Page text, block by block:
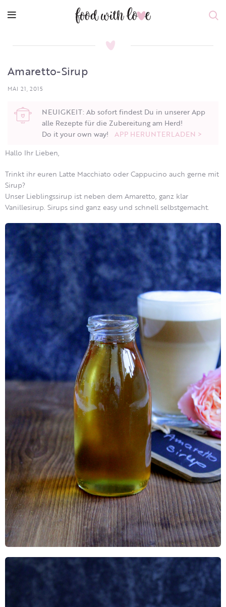
Amaretto-Sirup
MAI 21, 2015
NEUIGKEIT: Ab sofort findest Du in unserer App
alle Rezepte für die Zubereitung am Herd!
Do it your own way! APP HERUNTERLADEN >
Hallo Ihr Lieben,
Trinkt ihr euren Latte Macchiato oder Cappucino auch gerne mit
Sirup?
Unser Lieblingssirup ist neben dem Amaretto, ganz klar
Vanillesirup. Sirups sind ganz easy und schnell selbstgemacht.